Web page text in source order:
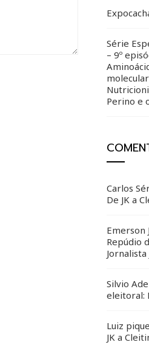
Série
– 9º
Perino e
Carlos
De JK a
Emerson
Repúdio
Silvio
eleitoral:
Luiz
JK a